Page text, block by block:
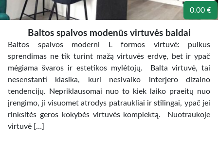
0.00 €
Baltos spalvos modenūs virtuvės baldai
Baltos spalvos moderni L formos virtuvė: puikus
sprendimas ne tik turint mažą virtuvės erdvę, bet ir ypač
mėgiama švaros ir estetikos mylėtojų. Balta virtuvė, tai
nesenstanti klasika, kuri nesivaiko interjero dizaino
tendencijų. Nepriklausomai nuo to kiek laiko praeitų nuo
įrengimo, ji visuomet atrodys patraukliai ir stilingai, ypač jei
rinksitės geros kokybės virtuvės komplektą. Nuotraukoje
virtuvė […]